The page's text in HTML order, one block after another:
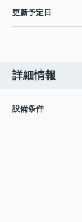
更新予定日
詳細情報
設備条件